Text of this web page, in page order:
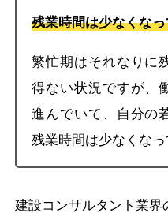
残業時間は少なくな
繁忙期はそれなりに
得ない状況ですが、
進んでいて、自分の
残業時間は少なくなっ
建設コンサルタント業